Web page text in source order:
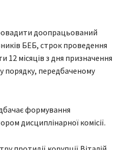
доопрацьований
БЕБ, строк проведення
12 місяців з дня призначення
порядку, передбаченому
формування
дисциплінарної комісії.